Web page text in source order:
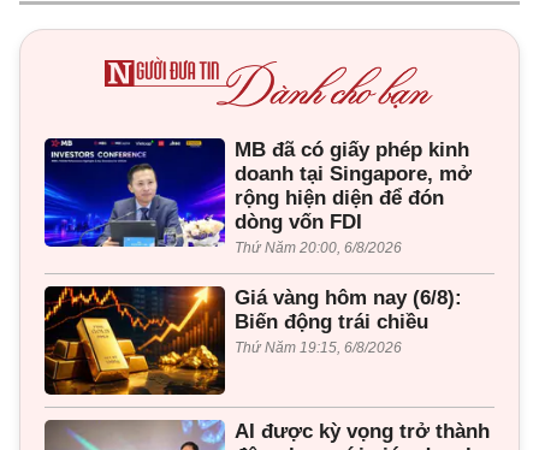
MB đã có giấy phép kinh
doanh tại Singapore, mở
rộng hiện diện để đón
dòng vốn FDI
Thứ Năm 20:00, 6/8/2026
Giá vàng hôm nay (6/8):
Biến động trái chiều
Thứ Năm 19:15, 6/8/2026
AI được kỳ vọng trở thành